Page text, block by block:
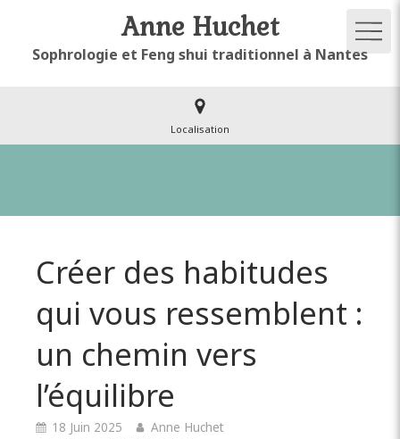
Anne Huchet
Sophrologie et Feng shui traditionnel à Nantes
Localisation
Créer des habitudes
qui vous ressemblent :
un chemin vers
l’équilibre
18 Juin 2025
Anne Huchet